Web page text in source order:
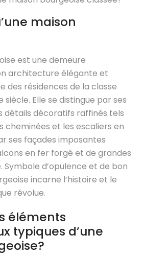
maison
est une demeure
architecture élégante et
des résidences de la classe
siècle. Elle se distingue par ses
détails décoratifs raffinés tels
cheminées et les escaliers en
ses façades imposantes
en fer forgé et de grandes
Symbole d’opulence et de bon
incarne l’histoire et le
révolue.
éléments
typiques d’une